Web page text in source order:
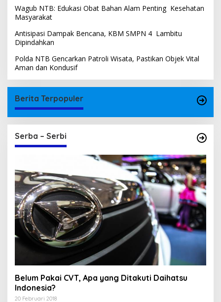
Wagub NTB: Edukasi Obat Bahan Alam Penting Kesehatan
Masyarakat
Antisipasi Dampak Bencana, KBM SMPN 4 Lambitu
Dipindahkan
Polda NTB Gencarkan Patroli Wisata, Pastikan Objek Vital
Aman dan Kondusif
Berita Terpopuler
Serba – Serbi
Belum Pakai CVT, Apa yang Ditakuti Daihatsu
Indonesia?
20 Februari 2018